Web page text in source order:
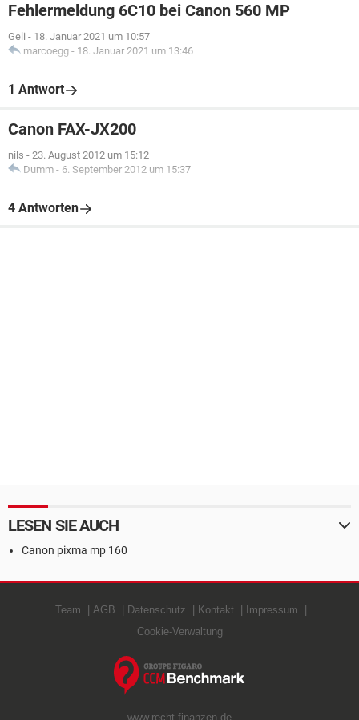
Fehlermeldung 6C10 bei Canon 560 MP
Geli - 18. Januar 2021 um 10:57
marcoegg - 18. Januar 2021 um 13:46
1 Antwort
Canon FAX-JX200
nils - 23. August 2012 um 15:12
Dumm - 6. September 2012 um 15:37
4 Antworten
LESEN SIE AUCH
Canon pixma mp 160
Team AGB Datenschutz Kontakt
Impressum
Cookie-Verwaltung
www.recht-finanzen.de